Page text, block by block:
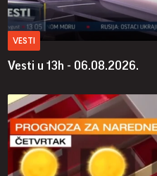
VESTI
Vesti u 13h - 06.08.2026.